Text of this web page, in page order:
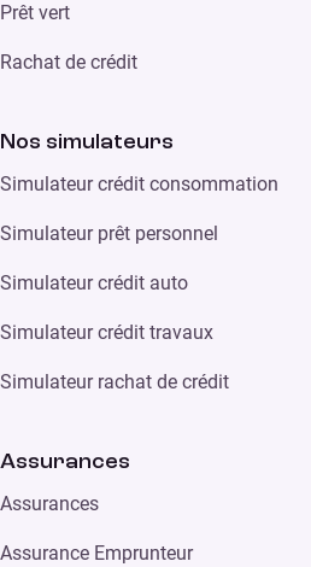
Prêt vert
Rachat de crédit
Nos simulateurs
Simulateur crédit consommation
Simulateur prêt personnel
Simulateur crédit auto
Simulateur crédit travaux
Simulateur rachat de crédit
Assurances
Assurances
Assurance Emprunteur